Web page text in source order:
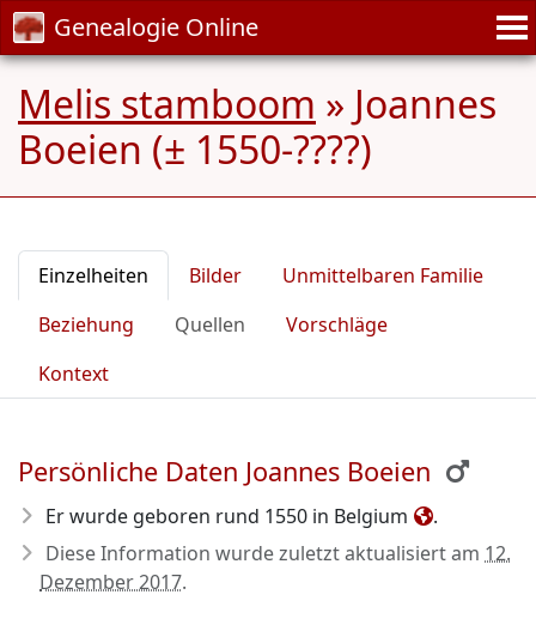
Genealogie Online
Melis stamboom » Joannes
Boeien (± 1550-????)
Einzelheiten Bilder
Unmittelbaren Familie
Beziehung
Quellen
Vorschläge
Kontext
Persönliche Daten Joannes Boeien
Er wurde geboren rund 1550 in Belgium
.
Diese Information wurde zuletzt aktualisiert am 12.
Dezember 2017.